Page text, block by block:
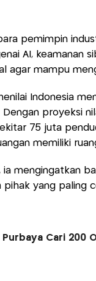
pemimpin
AI, keamanan
agar mampu
Indonesia
Dengan proyeksi
75 juta
memiliki
ia mengingatkan
pihak yang paling
Cari 200